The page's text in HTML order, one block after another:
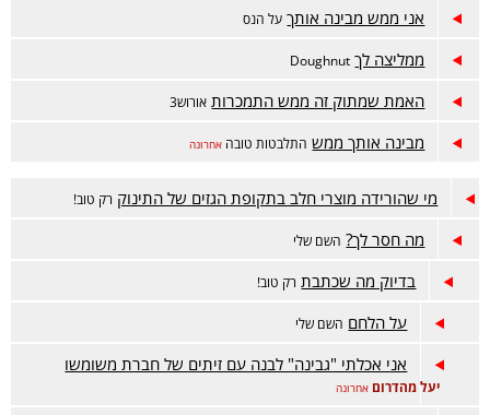
אני ממש מבינה אותך על הנס
ממליצה לך Doughnut
האמת שמתוק זה ממש התמכרות אורוש3
מבינה אותך ממש התלבטות טובה אחרונה
מי שהורידה מוצרי חלב בתקופת הגזים של התינוק רק טוב!
מה חסר לך? השם שלי
בדיוק מה שכתבת רק טוב!
על הלחם השם שלי
אני אכלתי "גבינה" לבנה עם זיתים של חברת משומשו
יעל מהדרום אחרונה